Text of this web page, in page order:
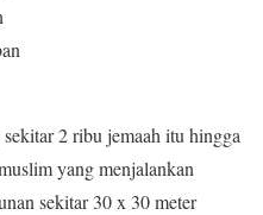
2 ribu jemaah itu hingga
yang menjalankan
sekitar 30 x 30 meter